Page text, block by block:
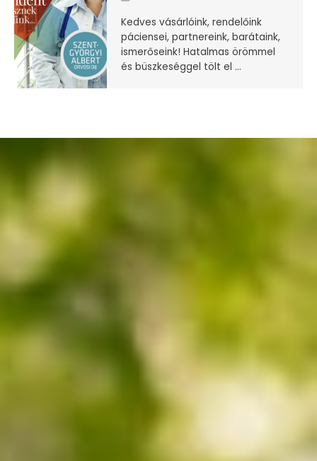
Kedves vásárlóink, rendelőink
páciensei, partnereink, barátaink,
ismerőseink! Hatalmas örömmel
és büszkeséggel tölt el ...